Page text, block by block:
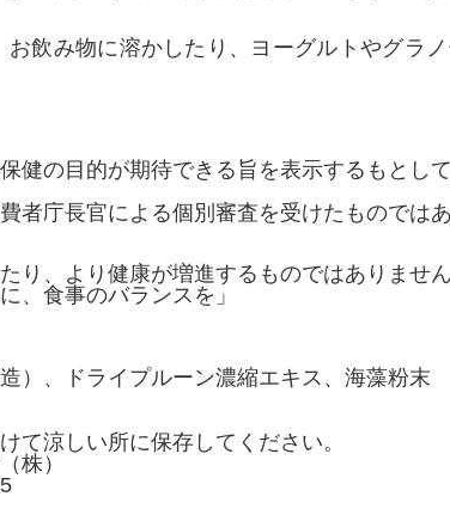
飲み物に溶かしたり、ヨーグルトやグラ
健の目的が期待できる旨を表示するもとし
者庁長官による個別審査を受けたものではあ
り、より健康が増進するものではありません
、食事のバランスを」
）、ドライプルーン濃縮エキス、海藻粉末
て涼しい所に保存してください。
株）